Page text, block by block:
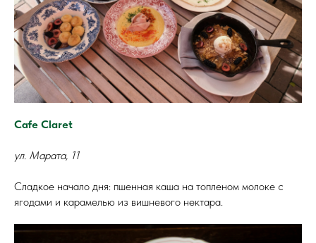
Cafe Claret
ул. Марата, 11
Сладкое начало дня: пшенная каша на топленом молоке с
ягодами и карамелью из вишневого нектара.